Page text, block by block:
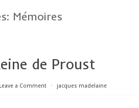
Mémoires
de Proust
Leave a Comment ⋅ jacques madelaine